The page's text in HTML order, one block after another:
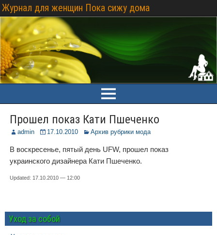
Журнал для женщин Пока сижу дома
Прошел показ Кати Пшеченко
admin 17.10.2010 Архив рубрики мода
В воскресенье, пятый день UFW, прошел показ
украинского дизайнера Кати Пшеченко.
Updated: 17.10.2010 — 12:00
Уход за собой